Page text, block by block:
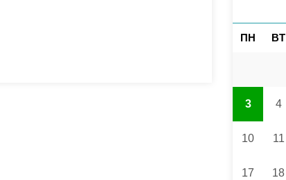
ПН ВТ
3 4
10 11
17 18